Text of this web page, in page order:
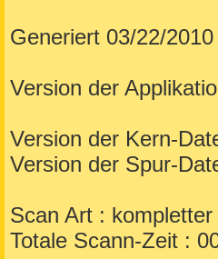
Generiert 03/22/
Version der
Version der Kern-
Version der Spur-
Scan Art :
Totale Scann-Zeit :